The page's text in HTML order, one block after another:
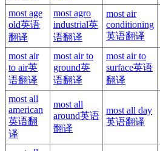
most age
old英语
翻译
most agro
industrial英
语翻译
most air
conditioning
英语翻译
most air
to air英
语翻译
most air to
ground英
语翻译
most air to
surface英语
翻译
most all
american
英语翻
译
most all
around英语
翻译
most all day
英语翻译